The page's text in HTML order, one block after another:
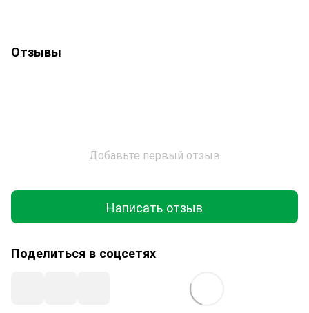
Отзывы
Добавьте первый отзыв
Написать отзыв
Поделиться в соцсетях